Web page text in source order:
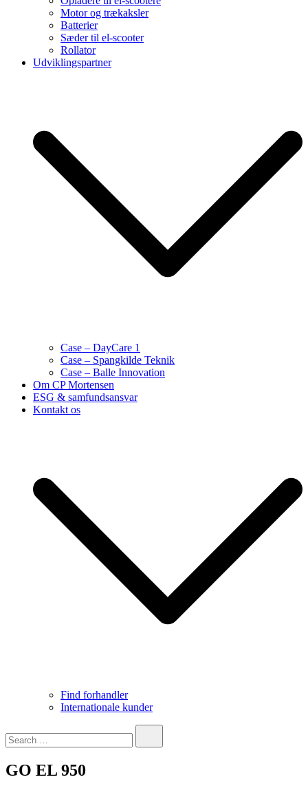
Motor og trækaksler
Batterier
Sæder til el-scooter
Rollator
Udviklingspartner
Case – DayCare 1
Case – Spangkilde Teknik
Case – Balle Innovation
Om CP Mortensen
ESG & samfundsansvar
Kontakt os
Find forhandler
Internationale kunder
GO EL 950